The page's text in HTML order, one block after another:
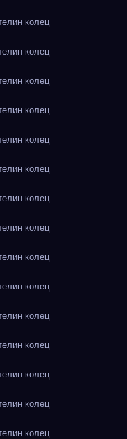
колец
колец
колец
колец
колец
колец
колец
колец
колец
колец
колец
колец
колец
колец
колец